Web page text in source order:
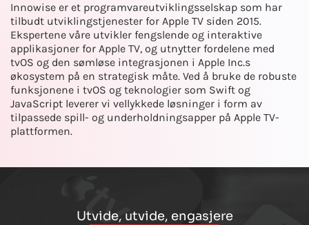
Innowise er et programvareutviklingsselskap som har
tilbudt utviklingstjenester for Apple TV siden 2015.
Ekspertene våre utvikler fengslende og interaktive
applikasjoner for Apple TV, og utnytter fordelene med
tvOS og den sømløse integrasjonen i Apple Inc.s
økosystem på en strategisk måte. Ved å bruke de robuste
funksjonene i tvOS og teknologier som Swift og
JavaScript leverer vi vellykkede løsninger i form av
tilpassede spill- og underholdningsapper på Apple TV-
plattformen.
Utvide, utvide, engasjere